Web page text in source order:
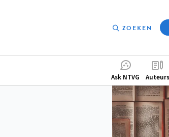
ZOEKEN
menu
Ask NTVG Auteurs